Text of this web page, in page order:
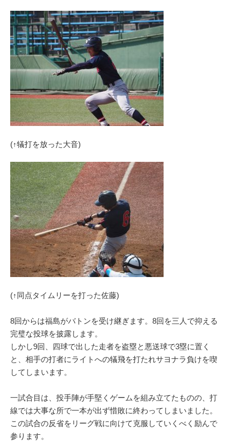
(↑犠打を放った大音)
(↑同点タイムリーを打った佐藤)
8回からは福島がバトンを受け継ぎます。8回を三人で抑える
完璧な投球を披露します。
しかし9回、四球で出した走者を盗塁と悪送球で3塁に置く
と、相手の打者にライトへの犠飛を打たれサヨナラ負けを喫
してしまいます。
一試合目は、投手陣が手堅くゲームを組み立てたものの、打
線では大事な所で一本が出ず惜敗に終わってしまいました。
この試合の反省をリーグ戦に向けて克服していくべく励んで
参ります。